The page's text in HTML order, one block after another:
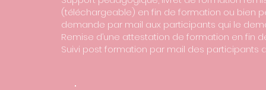
(téléchargeable) en fin de formation ou bien
demande par mail aux participants qui le
Remise d’une attestation de formation en fin
Suivi post formation par mail des participants